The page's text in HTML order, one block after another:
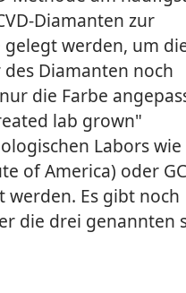
Diamanten zur
gelegt werden, um
Diamanten noch
die Farbe
lab grown"
Labors wie
of America) oder
Es gibt noch
die drei genannten